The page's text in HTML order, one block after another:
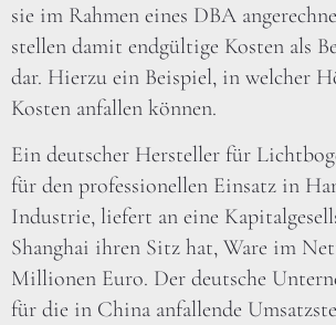
sie im Rahmen eines DBA
stellen damit endgültige Kosten als
dar. Hierzu ein Beispiel, in welcher
Kosten anfallen können.
Ein deutscher Hersteller für
für den professionellen Einsatz in
Industrie, liefert an eine
Shanghai ihren Sitz hat, Ware im
Millionen Euro. Der deutsche
für die in China anfallende